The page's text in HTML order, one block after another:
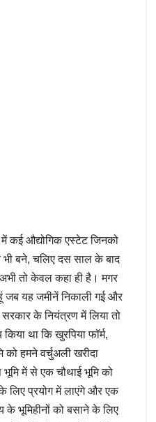
कई औद्योगिक एस्टेट जिनको
बने, चलिए दस साल के बाद
तो केवल कहा ही है। मगर
जब यह जमीनें निकाली गई और
के नियंत्रण में लिया तो
था कि खुरपिया फॉर्म,
को हमने वर्चुअली खरीदा
में से एक चौथाई भूमि को
लिए प्रयोग में लाएंगे और एक
के भूमिहीनों को बसाने के लिए